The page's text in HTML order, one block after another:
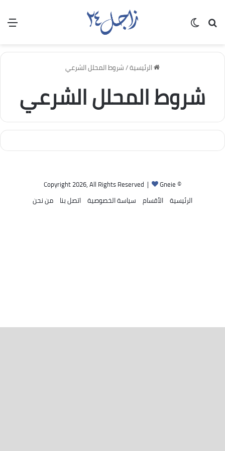
بحث عن
الرئيسية/شروط المحلل الشرعي
شروط المحلل الشرعي
© Copyright 2026, All Rights Reserved |
Gneie
الرئيسية الأقسام سياسة الخصوصية اتصل بنا من نحن